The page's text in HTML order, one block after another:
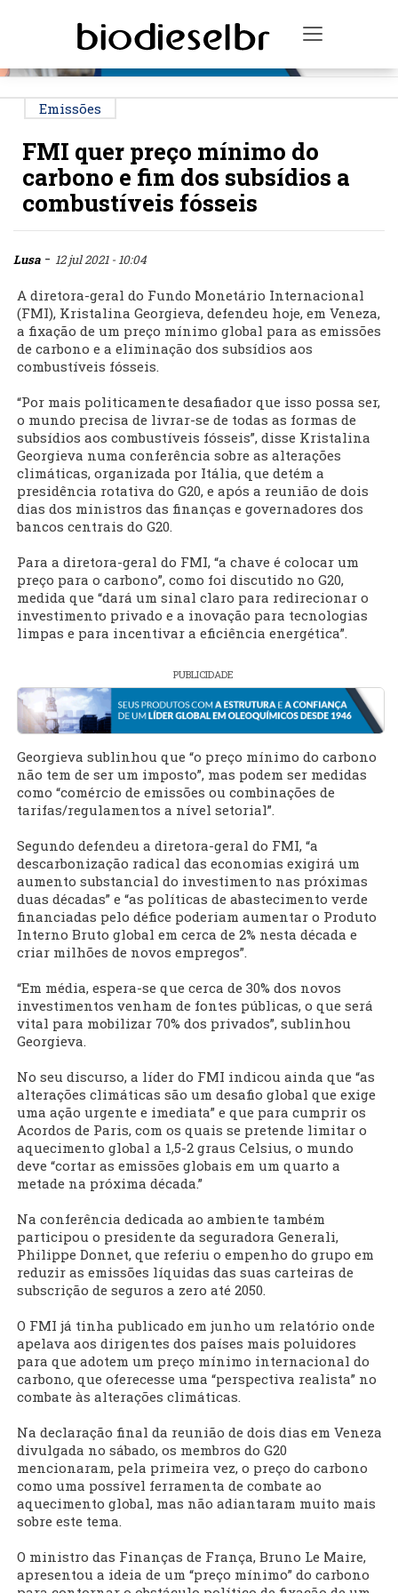
Toggle
Emissões
FMI quer preço mínimo do
carbono e fim dos subsídios a
combustíveis fósseis
Lusa- 12 jul 2021 - 10:04
A diretora-geral do Fundo Monetário Internacional
(FMI), Kristalina Georgieva, defendeu hoje, em Veneza,
a fixação de um preço mínimo global para as emissões
de carbono e a eliminação dos subsídios aos
combustíveis fósseis.
“Por mais politicamente desafiador que isso possa ser,
o mundo precisa de livrar-se de todas as formas de
subsídios aos combustíveis fósseis”, disse Kristalina
Georgieva numa conferência sobre as alterações
climáticas, organizada por Itália, que detém a
presidência rotativa do G20, e após a reunião de dois
dias dos ministros das finanças e governadores dos
bancos centrais do G20.
Para a diretora-geral do FMI, “a chave é colocar um
preço para o carbono”, como foi discutido no G20,
medida que “dará um sinal claro para redirecionar o
investimento privado e a inovação para tecnologias
limpas e para incentivar a eficiência energética”.
PUBLICIDADE
Georgieva sublinhou que “o preço mínimo do carbono
não tem de ser um imposto”, mas podem ser medidas
como “comércio de emissões ou combinações de
tarifas/regulamentos a nível setorial”.
Segundo defendeu a diretora-geral do FMI, “a
descarbonização radical das economias exigirá um
aumento substancial do investimento nas próximas
duas décadas” e “as políticas de abastecimento verde
financiadas pelo défice poderiam aumentar o Produto
Interno Bruto global em cerca de 2% nesta década e
criar milhões de novos empregos”.
“Em média, espera-se que cerca de 30% dos novos
investimentos venham de fontes públicas, o que será
vital para mobilizar 70% dos privados”, sublinhou
Georgieva.
No seu discurso, a líder do FMI indicou ainda que “as
alterações climáticas são um desafio global que exige
uma ação urgente e imediata” e que para cumprir os
Acordos de Paris, com os quais se pretende limitar o
aquecimento global a 1,5-2 graus Celsius, o mundo
deve “cortar as emissões globais em um quarto a
metade na próxima década.”
Na conferência dedicada ao ambiente também
participou o presidente da seguradora Generali,
Philippe Donnet, que referiu o empenho do grupo em
reduzir as emissões líquidas das suas carteiras de
subscrição de seguros a zero até 2050.
O FMI já tinha publicado em junho um relatório onde
apelava aos dirigentes dos países mais poluidores
para que adotem um preço mínimo internacional do
carbono, que oferecesse uma “perspectiva realista” no
combate às alterações climáticas.
Na declaração final da reunião de dois dias em Veneza
divulgada no sábado, os membros do G20
mencionaram, pela primeira vez, o preço do carbono
como uma possível ferramenta de combate ao
aquecimento global, mas não adiantaram muito mais
sobre este tema.
O ministro das Finanças de França, Bruno Le Maire,
apresentou a ideia de um “preço mínimo” do carbono